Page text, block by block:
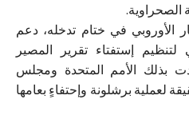
الصحراوية.
في ختام تدخله، دعم
لتنظيم إستفتاء تقرير المصير
بذلك الأمم المتحدة ومجلس
لعملية برشلونة وإحتفاءٍ بعامها